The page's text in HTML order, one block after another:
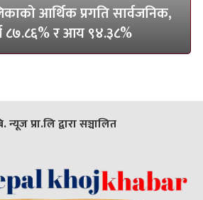
आर्थिक प्रगति सार्वजनिक,
र आय ९४.३८%
न्यूज प्रा.लि द्वारा सञ्चालित